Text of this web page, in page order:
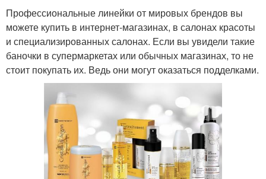
Профессиональные линейки от мировых брендов вы
можете купить в интернет-магазинах, в салонах красоты
и специализированных салонах. Если вы увидели такие
баночки в супермаркетах или обычных магазинах, то не
стоит покупать их. Ведь они могут оказаться подделками.